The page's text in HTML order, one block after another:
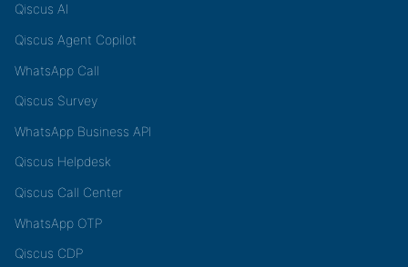
Qiscus AI
Qiscus Agent Copilot
WhatsApp Call
Qiscus Survey
WhatsApp Business API
Qiscus Helpdesk
Qiscus Call Center
WhatsApp OTP
Qiscus CDP